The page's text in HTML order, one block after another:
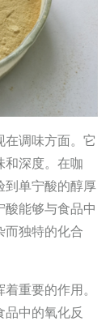
在调味方面。它
和深度。在咖
到单宁酸的醇厚
酸能够与食品中
而独特的化合
重要的作用。
中的氧化反